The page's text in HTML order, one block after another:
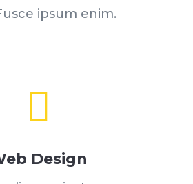
ipsum enim.

Design